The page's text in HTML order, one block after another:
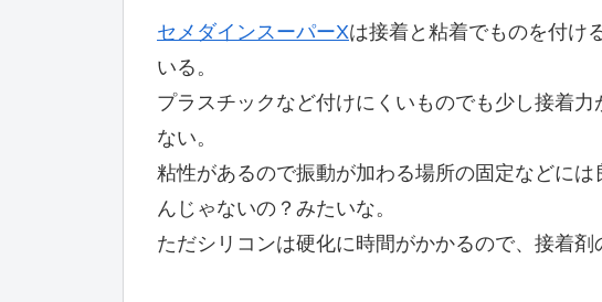
セメダインスーパーXは接着と粘着でものを付け
いる。
プラスチックなど付けにくいものでも少し接着
ない。
粘性があるので振動が加わる場所の固定などには
んじゃないの？みたいな。
ただシリコンは硬化に時間がかかるので、接着剤